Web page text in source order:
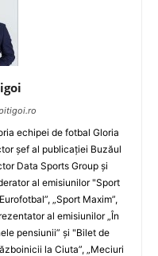
echipei de fotbal Gloria
şef al publicaţiei Buzăul
Data Sports Group şi
al emisiunilor "Sport
„Sport Maxim”,
al emisiunilor „În
pensiunii” şi "Bilet de
la Ciuta”, „Meciuri